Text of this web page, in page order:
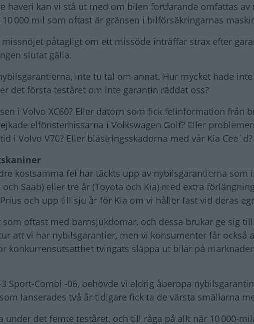
haveri kan vi stå ut med om bilen fortfarande omfattas
000 mil som oftast är gränsen i bilförsäkringarnas
påtagligt om ett missöde inträffar strax efter
slutat gälla.
inte tu tal om annat. Hur mycket hade
det första teståret om inte garantin räddat oss?
i Volvo XC60? Eller datorn som fick felinformation från
elfönsterhissarna i Volkswagen Golf? Eller
i Volvo V70? Eller blästringsskadorna med vår Kia Cee´d?
kostsamma fel har täckts upp av nybilsgarantierna som
och Saab) eller tre år (Toyota och Kia) med extra
och upp till sju år för Kia om vi håller fast vid deras
oftast med barnsjukdomar, och dessa brukar ge sig
att vi har nybilsgarantier, men vi konsumenter får också
konkurrensutsatthet tvingats släppa ut bilar på
Sport-Combi -06, behövde vi aldrig åberopa
lanserades två år tidigare fick ta de värsta smällarna
under det femte teståret, och till råga på allt när 10 000-